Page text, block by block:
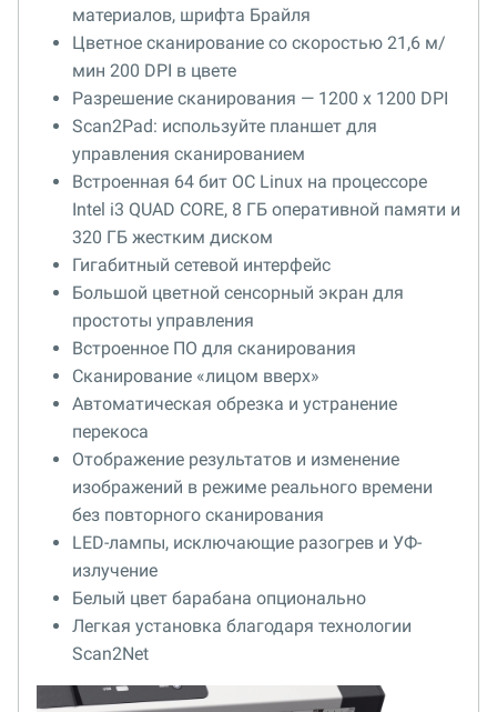
материалов, шрифта Брайля
Цветное сканирование со скоростью 21,6 м/
мин 200 DPI в цвете
Разрешение сканирования — 1200 x 1200 DPI
Scan2Pad: используйте планшет для
управления сканированием
Встроенная 64 бит ОС Linux на процессоре
Intel i3 QUAD CORE, 8 ГБ оперативной памяти и
320 ГБ жестким диском
Гигабитный сетевой интерфейс
Большой цветной сенсорный экран для
простоты управления
Встроенное ПО для сканирования
Сканирование «лицом вверх»
Автоматическая обрезка и устранение
перекоса
Отображение результатов и изменение
изображений в режиме реального времени
без повторного сканирования
LED-лампы, исключающие разогрев и УФ-
излучение
Белый цвет барабана опционально
Легкая установка благодаря технологии
Scan2Net